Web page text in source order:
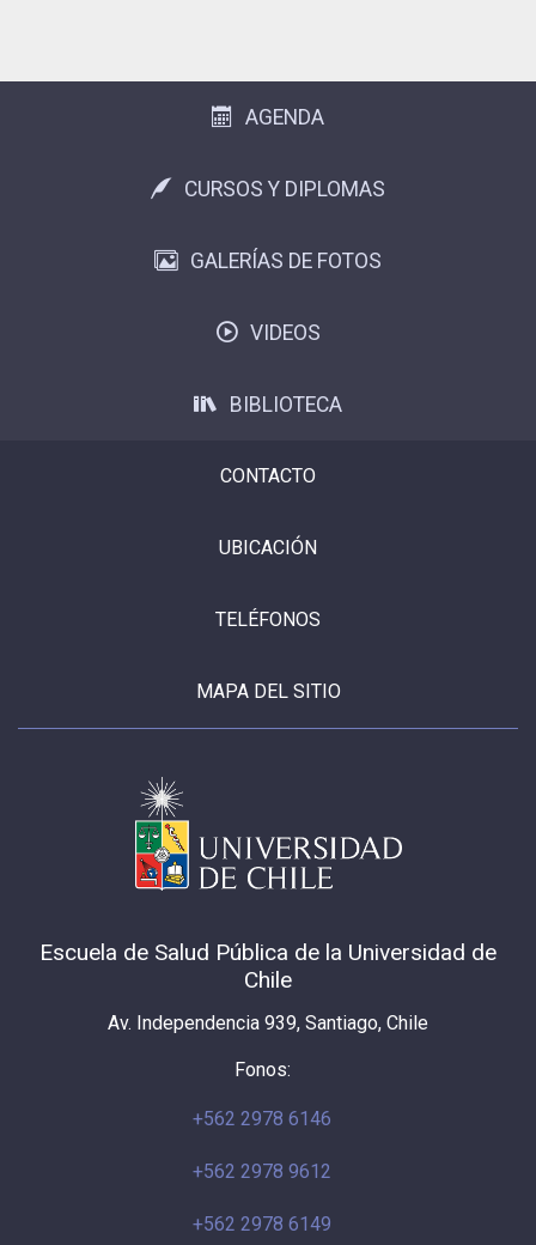
AGENDA
CURSOS Y DIPLOMAS
GALERÍAS DE FOTOS
VIDEOS
BIBLIOTECA
CONTACTO
UBICACIÓN
TELÉFONOS
MAPA DEL SITIO
Escuela de Salud Pública de la Universidad de
Chile
Av. Independencia 939, Santiago, Chile
Fonos:
+562 2978 6146
+562 2978 9612
+562 2978 6149